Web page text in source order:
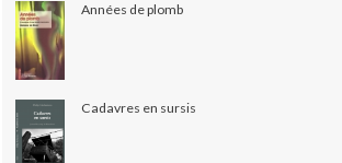
Années de plomb
Cadavres en sursis